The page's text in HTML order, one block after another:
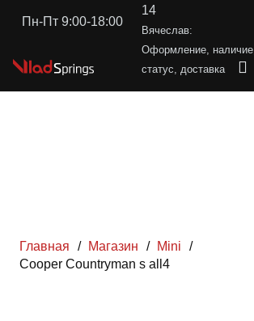
Пн-Пт 9:00-18:00
14
Вячеслав:
Оформление, наличие,
статус, доставка
Главная / Магазин / Mini
/
Cooper Countryman s all4